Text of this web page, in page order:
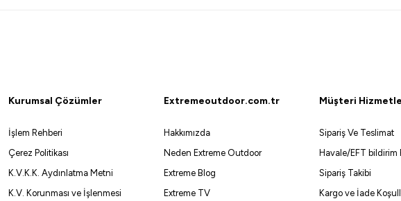
Ryuji
Kurumsal Çözümler
İşlem Rehberi
Çerez Politikası
K.V.K.K. Aydınlatma Metni
K.V. Korunması ve İşlenmesi
Extremeoutdoor.com.tr
Hakkımızda
Neden Extreme Outdoor
Extreme Blog
Extreme TV
Müşteri
Sipariş Ve Teslimat
Havale/EFT bildirim
Sipariş Takibi
Kargo ve İade